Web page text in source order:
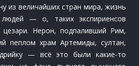
из величайших стран мира, жизнь
— о, таких экспириенсов
Нерон, подпаливший Рим,
пеплом храм Артемиды, султан,
— всё это были какие-то